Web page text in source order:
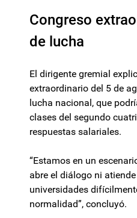
Congreso
de lucha
El dirigente gremial
extraordinario del 5 de
lucha nacional, que
clases del segundo
respuestas salariales.
“Estamos en un
abre el diálogo ni
universidades
normalidad”, concluyó.